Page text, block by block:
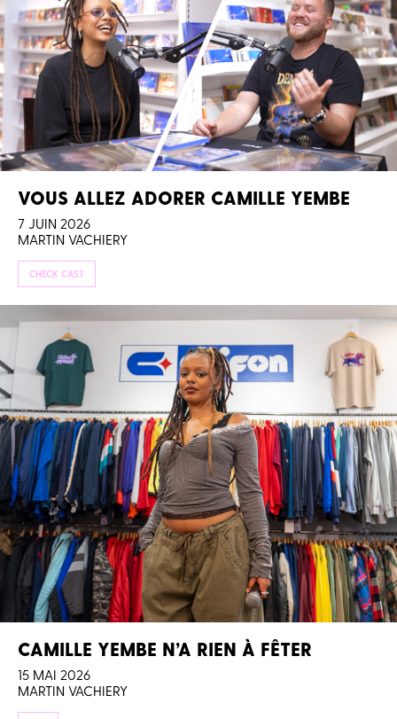
VOUS ALLEZ ADORER CAMILLE YEMBE
7 JUIN 2026
MARTIN VACHIERY
CHECK CAST
CAMILLE YEMBE N’A RIEN À FÊTER
15 MAI 2026
MARTIN VACHIERY